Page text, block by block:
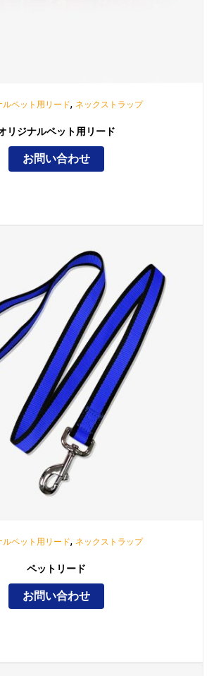
ルペット用リード, ネックストラップ
リジナルペット用リード
お問い合わせ
ルペット用リード, ネックストラップ
ペットリード
お問い合わせ